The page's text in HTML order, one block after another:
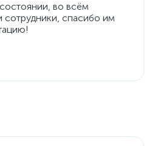
во всём
сотрудники, спасибо им